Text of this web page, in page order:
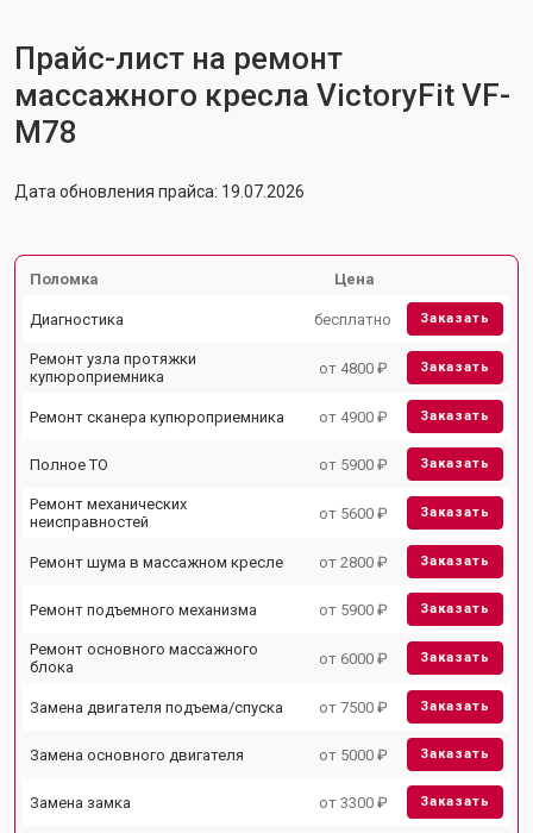
Прайс-лист на ремонт
массажного кресла VictoryFit VF-
M78
Дата обновления прайса: 19.07.2026
Поломка Цена
Диагностика бесплатно Заказать
Ремонт узла протяжки
купюроприемника
от 4800 ₽ Заказать
Ремонт сканера купюроприемника от 4900 ₽ Заказать
Полное ТО от 5900 ₽ Заказать
Ремонт механических
неисправностей
от 5600 ₽ Заказать
Ремонт шума в массажном кресле от 2800 ₽ Заказать
Ремонт подъемного механизма от 5900 ₽ Заказать
Ремонт основного массажного
блока
от 6000 ₽ Заказать
Замена двигателя подъема/спуска от 7500 ₽ Заказать
Замена основного двигателя от 5000 ₽ Заказать
Замена замка от 3300 ₽ Заказать